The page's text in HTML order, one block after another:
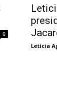
0
Leticia